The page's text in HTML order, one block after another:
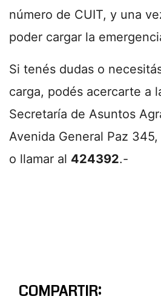
número de CUIT, y una
poder cargar la
Si tenés dudas o
carga, podés acercarte a
Secretaría de Asuntos
Avenida General Paz
o llamar al 424392.-
COMPARTIR: